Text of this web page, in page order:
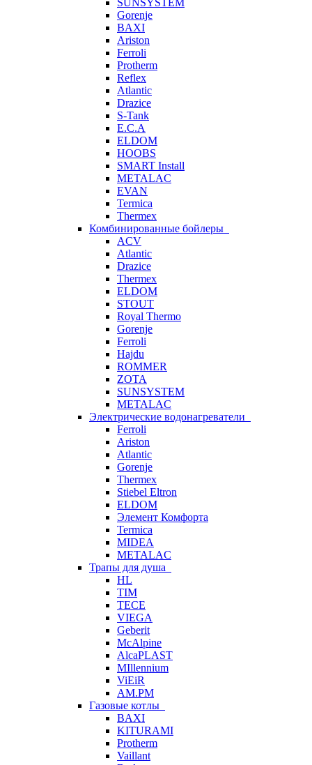
SUNSYSTEM
Gorenje
BAXI
Ariston
Ferroli
Protherm
Reflex
Atlantic
Drazice
S-Tank
E.C.A
ELDOM
HOOBS
SMART Install
METALAC
EVAN
Termica
Thermex
Комбинированные бойлеры
ACV
Atlantic
Drazice
Thermex
ELDOM
STOUT
Royal Thermo
Gorenje
Ferroli
Hajdu
ROMMER
ZOTA
SUNSYSTEM
METALAC
Электрические водонагреватели
Ferroli
Ariston
Atlantic
Gorenje
Thermex
Stiebel Eltron
ELDOM
Элемент Комфорта
Termica
MIDEA
METALAC
Трапы для душа
HL
TIM
TECE
VIEGA
Geberit
McAlpine
AlcaPLAST
MIllennium
ViEiR
AM.PM
Газовые котлы
BAXI
KITURAMI
Protherm
Vaillant